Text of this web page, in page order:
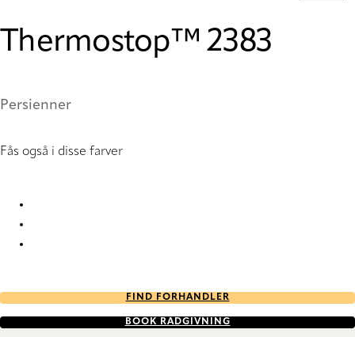
Thermostop™ 2383
Persienner
Fås også i disse farver
FIND FORHANDLER
BOOK RÅDGIVNING